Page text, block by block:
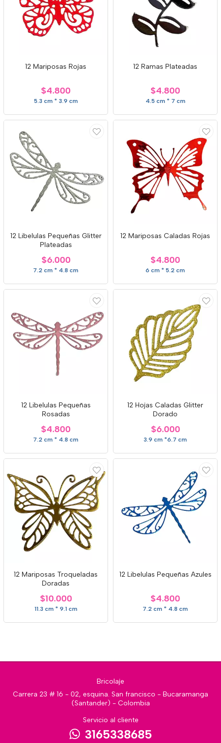
12 Mariposas Rojas
$4.800
5.3 cm * 3.9 cm
12 Ramas Plateadas
$4.800
4.5 cm * 7 cm
12 Libelulas Pequeñas Glitter
Plateadas
$6.000
7.2 cm * 4.8 cm
12 Mariposas Caladas Rojas
$4.800
6 cm * 5.2 cm
12 Libelulas Pequeñas
Rosadas
$4.800
7.2 cm * 4.8 cm
12 Hojas Caladas Glitter
Dorado
$6.000
3.9 cm *6.7 cm
12 Mariposas Troqueladas
Doradas
$10.000
11.3 cm * 9.1 cm
12 Libelulas Pequeñas Azules
$4.800
7.2 cm * 4.8 cm
Bricolaje
Carrera 23 # 16 - 02, esquina. San francisco - Bucaramanga
(Santander) - Colombia
Servicio al cliente
3165338685